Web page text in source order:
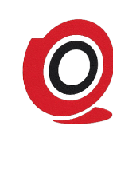
content